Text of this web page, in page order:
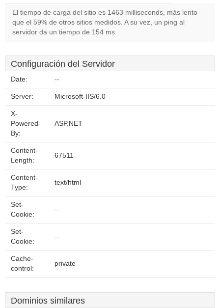
El tiempo de carga del sitio es 1463 milliseconds, más lento
que el 59% de otros sitios medidos. A su vez, un ping al
servidor da un tiempo de 154 ms.
Configuración del Servidor
Date: --
Server: Microsoft-IIS/6.0
X-
Powered-
By:
ASP.NET
Content-
Length:
67511
Content-
Type:
text/html
Set-
Cookie:
--
Set-
Cookie:
--
Cache-
control:
private
Dominios similares